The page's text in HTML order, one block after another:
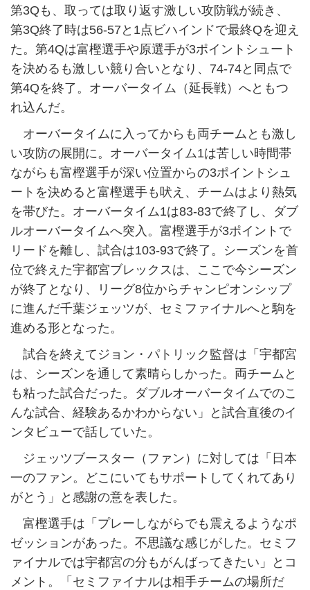
第3Qも、取っては取り返す激しい攻防戦が続き、
第3Q終了時は56-57と1点ビハインドで最終Qを迎え
た。第4Qは富樫選手や原選手が3ポイントシュート
を決めるも激しい競り合いとなり、74-74と同点で
第4Qを終了。オーバータイム（延長戦）へともつ
れ込んだ。
オーバータイムに入ってからも両チームとも激し
い攻防の展開に。オーバータイム1は苦しい時間帯
ながらも富樫選手が深い位置からの3ポイントシュ
ートを決めると富樫選手も吠え、チームはより熱気
を帯びた。オーバータイム1は83-83で終了し、ダブ
ルオーバータイムへ突入。富樫選手が3ポイントで
リードを離し、試合は103-93で終了。シーズンを首
位で終えた宇都宮ブレックスは、ここで今シーズン
が終了となり、リーグ8位からチャンピオンシップ
に進んだ千葉ジェッツが、セミファイナルへと駒を
進める形となった。
試合を終えてジョン・パトリック監督は「宇都宮
は、シーズンを通して素晴らしかった。両チームと
も粘った試合だった。ダブルオーバータイムでのこ
んな試合、経験あるかわからない」と試合直後のイ
ンタビューで話していた。
ジェッツブースター（ファン）に対しては「日本
一のファン。どこにいてもサポートしてくれてあり
がとう」と感謝の意を表した。
富樫選手は「プレーしながらでも震えるようなポ
ゼッションがあった。不思議な感じがした。セミフ
ァイナルでは宇都宮の分もがんばってきたい」とコ
メント。「セミファイナルは相手チームの場所だ